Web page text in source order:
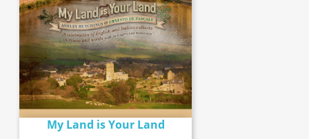
My Land is Your Land